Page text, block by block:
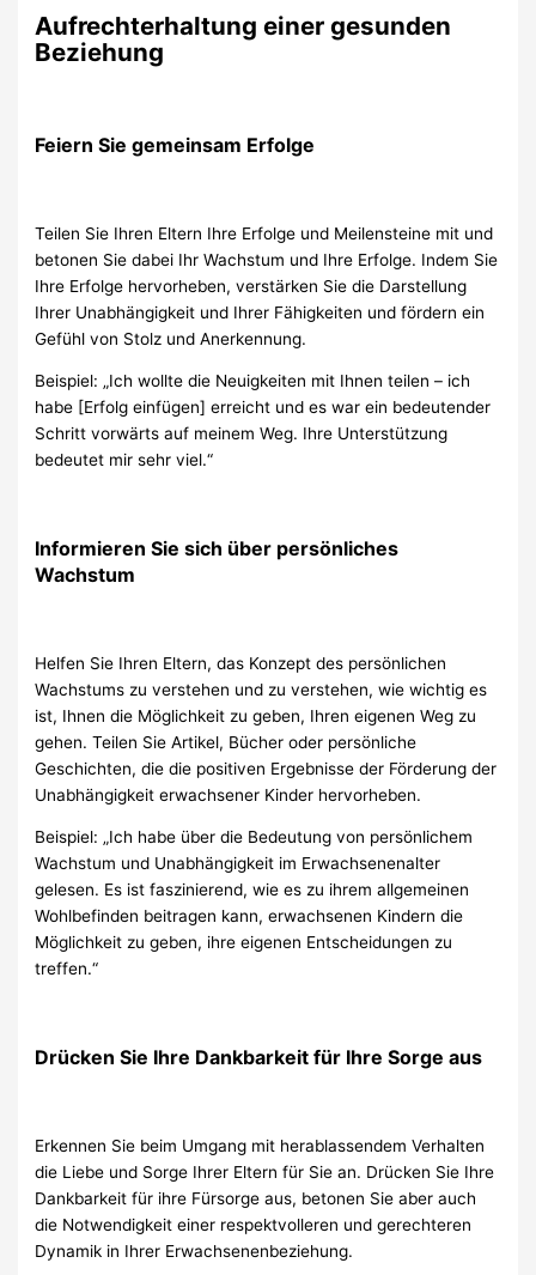
Aufrechterhaltung einer gesunden
Beziehung
Feiern Sie gemeinsam Erfolge
Teilen Sie Ihren Eltern Ihre Erfolge und Meilensteine mit und
betonen Sie dabei Ihr Wachstum und Ihre Erfolge. Indem Sie
Ihre Erfolge hervorheben, verstärken Sie die Darstellung
Ihrer Unabhängigkeit und Ihrer Fähigkeiten und fördern ein
Gefühl von Stolz und Anerkennung.
Beispiel: „Ich wollte die Neuigkeiten mit Ihnen teilen – ich
habe [Erfolg einfügen] erreicht und es war ein bedeutender
Schritt vorwärts auf meinem Weg. Ihre Unterstützung
bedeutet mir sehr viel.“
Informieren Sie sich über persönliches
Wachstum
Helfen Sie Ihren Eltern, das Konzept des persönlichen
Wachstums zu verstehen und zu verstehen, wie wichtig es
ist, Ihnen die Möglichkeit zu geben, Ihren eigenen Weg zu
gehen. Teilen Sie Artikel, Bücher oder persönliche
Geschichten, die die positiven Ergebnisse der Förderung der
Unabhängigkeit erwachsener Kinder hervorheben.
Beispiel: „Ich habe über die Bedeutung von persönlichem
Wachstum und Unabhängigkeit im Erwachsenenalter
gelesen. Es ist faszinierend, wie es zu ihrem allgemeinen
Wohlbefinden beitragen kann, erwachsenen Kindern die
Möglichkeit zu geben, ihre eigenen Entscheidungen zu
treffen.“
Drücken Sie Ihre Dankbarkeit für Ihre Sorge aus
Erkennen Sie beim Umgang mit herablassendem Verhalten
die Liebe und Sorge Ihrer Eltern für Sie an. Drücken Sie Ihre
Dankbarkeit für ihre Fürsorge aus, betonen Sie aber auch
die Notwendigkeit einer respektvolleren und gerechteren
Dynamik in Ihrer Erwachsenenbeziehung.